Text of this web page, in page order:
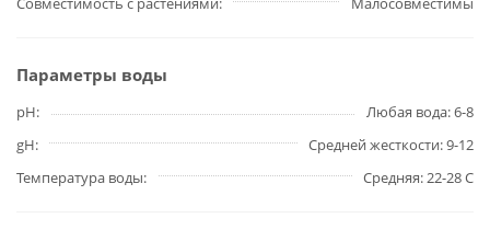
Параметры воды
pH
Любая вода: 6-8
gH
Средней жесткости: 9-12
Температура воды
Средняя: 22-28 С